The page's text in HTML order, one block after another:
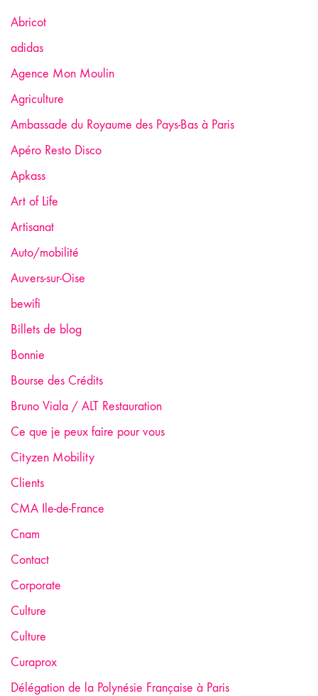
Abricot
adidas
Agence Mon Moulin
Agriculture
Ambassade du Royaume des Pays-Bas à Paris
Apéro Resto Disco
Apkass
Art of Life
Artisanat
Auto/mobilité
Auvers-sur-Oise
bewifi
Billets de blog
Bonnie
Bourse des Crédits
Bruno Viala / ALT Restauration
Ce que je peux faire pour vous
Cityzen Mobility
Clients
CMA Ile-de-France
Cnam
Contact
Corporate
Culture
Culture
Curaprox
Délégation de la Polynésie Française à Paris